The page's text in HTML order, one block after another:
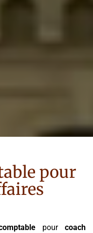
pour
pour coach